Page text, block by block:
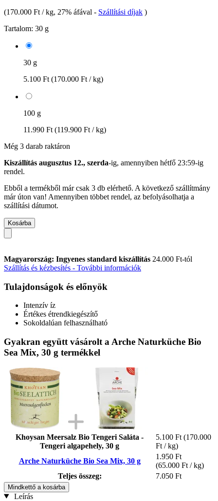
(170.000 Ft / kg, 27% áfával - Szállítási díjak )
Tartalom: 30 g
30 g
5.100 Ft (170.000 Ft / kg)
100 g
11.990 Ft (119.900 Ft / kg)
Még 3 darab raktáron
Kiszállítás augusztus 12., szerda-ig, amennyiben hétfő 23:59-ig
rendel.
Ebből a termékből már csak 3 db elérhető. A következő szállítmány
már úton van! Amennyiben többet rendel, az befolyásolhatja a
szállítási dátumot.
Kosárba
Magyarország: Ingyenes standard kiszállítás 24.000 Ft-tól
Szállítás és kézbesítés - További információk
Tulajdonságok és előnyök
Intenzív íz
Értékes étrendkiegészítő
Sokoldalúan felhasználható
Gyakran együtt vásárolt a Arche Naturküche Bio
Sea Mix, 30 g termékkel
Khoysan Meersalz Bio Tengeri Saláta -
Tengeri algapehely, 30 g
5.100 Ft (170.000
Ft / kg)
Arche Naturküche Bio Sea Mix, 30 g
1.950 Ft
(65.000 Ft / kg)
Teljes összeg:
7.050 Ft
Mindkettő a kosárba
Leírás